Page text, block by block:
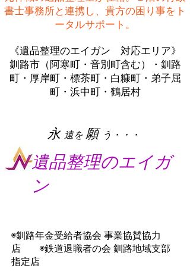
​永 遠を 願 う・・・
遺品整理のエイガ
ン
◉釧路年金受給者協会 事業協賛協力
店 ◉鉄道退職者の会 釧路地域支部
指定店
書士事務所と連携し、貴方の困り事をト
ータルサポート。
《遺品整理のエイガン 対応エリア》
釧路市（阿寒町・音別町含む）・釧路
町・厚岸町・標茶町・白糠町・弟子屈
町・浜中町・鶴居村